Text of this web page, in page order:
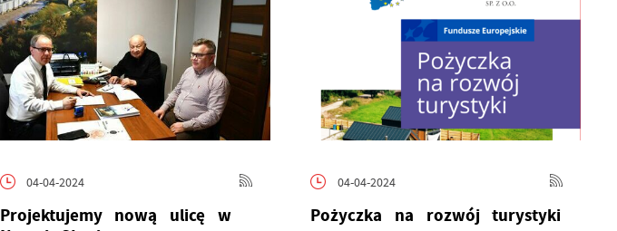
04-04-2024
Projektujemy nową ulicę w
04-04-2024
Pożyczka na rozwój turystyki